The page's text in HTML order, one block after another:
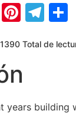
VK
1390 Total de
years building